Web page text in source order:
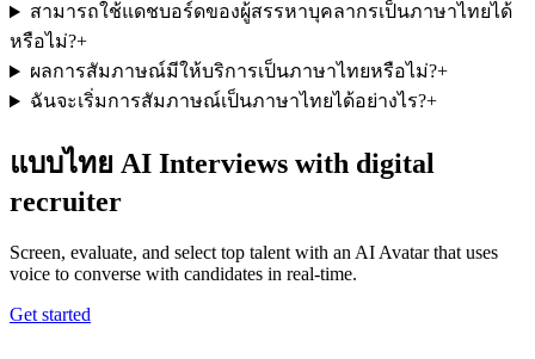
สามารถใช้แดชบอร์ดของผู้สรรหาบุคลากรเป็นภาษาไทยได้
หรือไม่?+
ผลการสัมภาษณ์มีให้บริการเป็นภาษาไทยหรือไม่?+
ฉันจะเริ่มการสัมภาษณ์เป็นภาษาไทยได้อย่างไร?+
แบบไทย AI Interviews with digital
recruiter
Screen, evaluate, and select top talent with an AI Avatar that uses
voice to converse with candidates in real-time.
Get started